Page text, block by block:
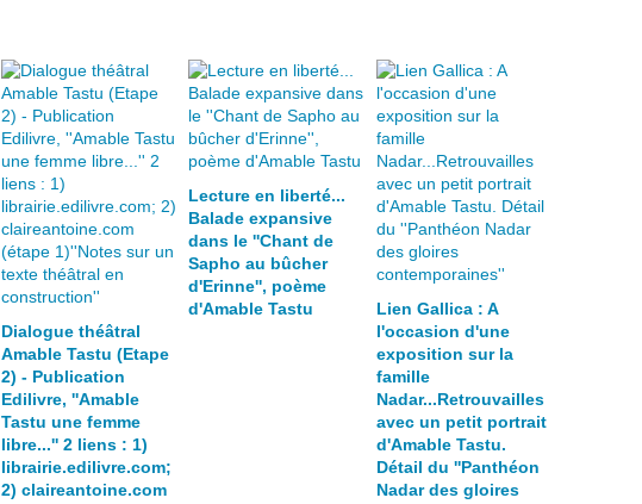
Dialogue théâtral
Amable Tastu (Etape
2) - Publication
Edilivre, ''Amable
Tastu une femme
libre...'' 2 liens : 1)
librairie.edilivre.com;
2) claireantoine.com
Lecture en liberté...
Balade expansive
dans le ''Chant de
Sapho au bûcher
d'Erinne'', poème
d'Amable Tastu
Lien Gallica : A
l'occasion d'une
exposition sur la
famille
Nadar...Retrouvailles
avec un petit portrait
d'Amable Tastu.
Détail du ''Panthéon
Nadar des gloires